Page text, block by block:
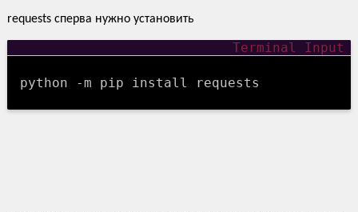
requests сперва нужно установить
python -m pip install requests